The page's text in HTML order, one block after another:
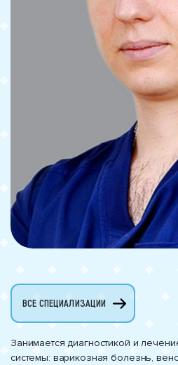
ВСЕ СПЕЦИАЛИЗАЦИИ
Занимается диагностикой и
системы: варикозная болезнь,